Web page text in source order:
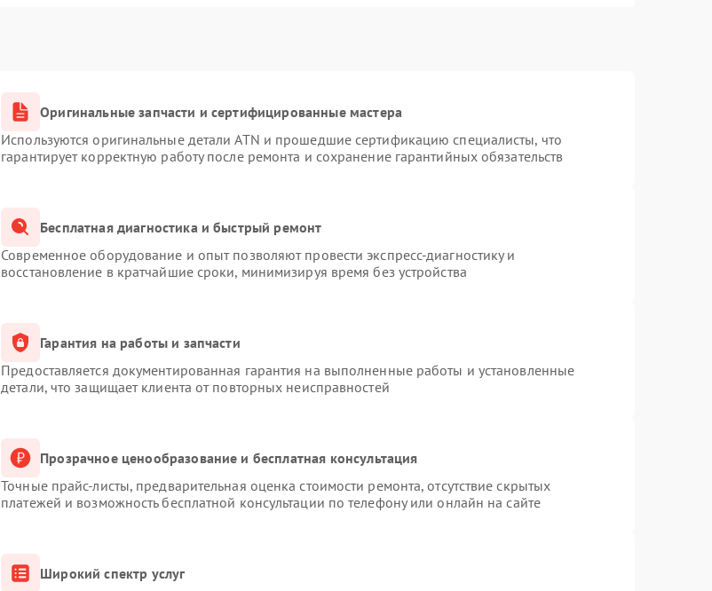
Оригинальные запчасти и сертифицированные мастера
Используются оригинальные детали ATN и прошедшие сертификацию специалисты, что
гарантирует корректную работу после ремонта и сохранение гарантийных обязательств
Бесплатная диагностика и быстрый ремонт
Современное оборудование и опыт позволяют провести экспресс-диагностику и
восстановление в кратчайшие сроки, минимизируя время без устройства
Гарантия на работы и запчасти
Предоставляется документированная гарантия на выполненные работы и установленные
детали, что защищает клиента от повторных неисправностей
Прозрачное ценообразование и бесплатная консультация
Точные прайс-листы, предварительная оценка стоимости ремонта, отсутствие скрытых
платежей и возможность бесплатной консультации по телефону или онлайн на сайте
Широкий спектр услуг